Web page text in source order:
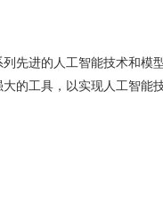
先进的人工智能技术和模
的工具，以实现人工智能